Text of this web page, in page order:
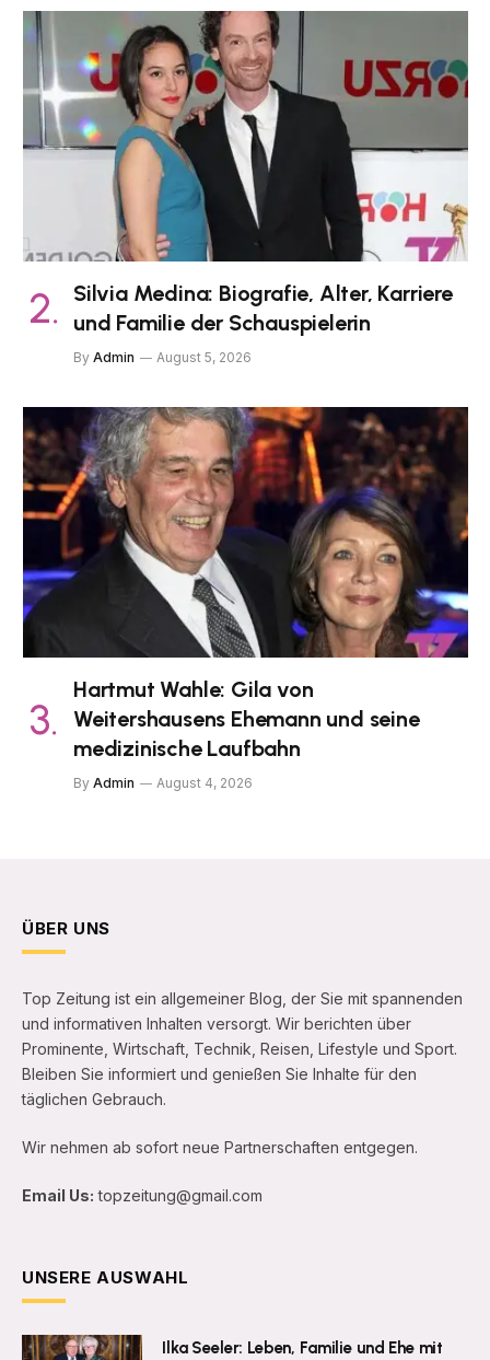
Silvia Medina: Biografie, Alter, Karriere
und Familie der Schauspielerin
By Admin August 5, 2026
Hartmut Wahle: Gila von
Weitershausens Ehemann und seine
medizinische Laufbahn
By Admin August 4, 2026
ÜBER UNS
Top Zeitung ist ein allgemeiner Blog, der Sie mit spannenden
und informativen Inhalten versorgt. Wir berichten über
Prominente, Wirtschaft, Technik, Reisen, Lifestyle und Sport.
Bleiben Sie informiert und genießen Sie Inhalte für den
täglichen Gebrauch.
Wir nehmen ab sofort neue Partnerschaften entgegen.
Email Us: topzeitung@gmail.com
UNSERE AUSWAHL
Ilka Seeler: Leben, Familie und Ehe mit